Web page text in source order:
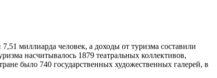
миллиарда человек, а доходы от туризма составили
насчитывалось 1879 театральных коллективов,
было 740 государственных художественных галерей, в